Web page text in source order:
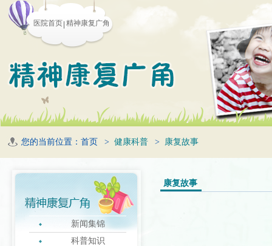
医院首页 精神康复广角
您的当前位置： 首页 > 健康科普 > 康复故事
新闻集锦
科普知识
康复故事